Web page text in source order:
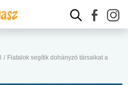
/ Fiatalok segítik dohányzó társaikat a